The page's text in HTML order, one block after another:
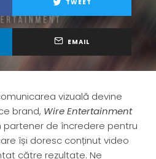
TWEET
EMAIL
vizuală devine
brand, Wire Entertainment
partener de încredere pentru
își doresc conținut video
către rezultate. Ne